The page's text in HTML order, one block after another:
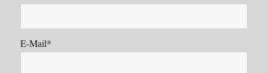
E-Mail*